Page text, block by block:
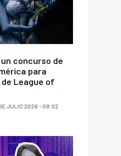
concurso de
para
League of
JULIO 2026 - 09:02